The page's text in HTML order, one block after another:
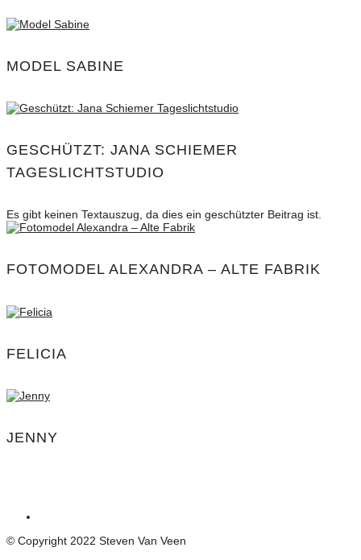
MODEL SABINE
GESCHÜTZT: JANA SCHIEMER
TAGESLICHTSTUDIO
Es gibt keinen Textauszug, da dies ein geschützter Beitrag ist.
FOTOMODEL ALEXANDRA – ALTE FABRIK
FELICIA
JENNY
© Copyright 2022 Steven Van Veen